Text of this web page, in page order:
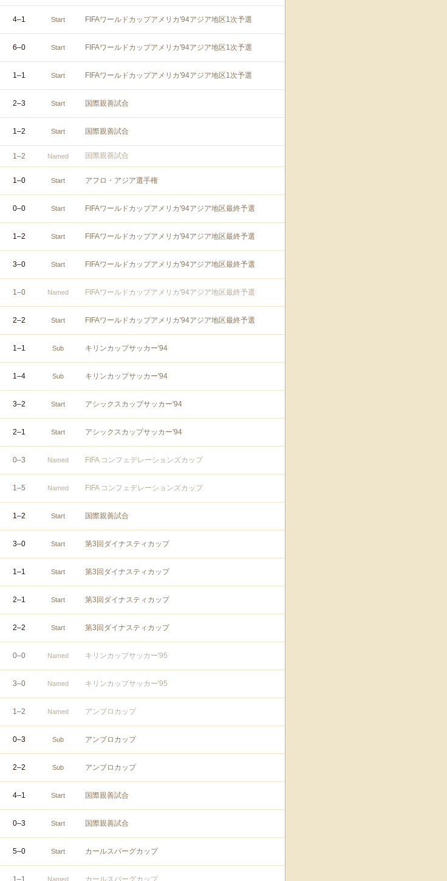
4–1 Start FIFAワールドカップアメリカ'94アジア地区1次予選
6–0 Start FIFAワールドカップアメリカ'94アジア地区1次予選
1–1 Start FIFAワールドカップアメリカ'94アジア地区1次予選
2–3 Start 国際親善試合
1–2 Start 国際親善試合
1–2 Named 国際親善試合
1–0 Start アフロ・アジア選手権
0–0 Start FIFAワールドカップアメリカ'94アジア地区最終予選
1–2 Start FIFAワールドカップアメリカ'94アジア地区最終予選
3–0 Start FIFAワールドカップアメリカ'94アジア地区最終予選
1–0 Named FIFAワールドカップアメリカ'94アジア地区最終予選
2–2 Start FIFAワールドカップアメリカ'94アジア地区最終予選
1–1 Sub キリンカップサッカー'94
1–4 Sub キリンカップサッカー'94
3–2 Start アシックスカップサッカー'94
2–1 Start アシックスカップサッカー'94
0–3 Named FIFA コンフェデレーションズカップ
1–5 Named FIFA コンフェデレーションズカップ
1–2 Start 国際親善試合
3–0 Start 第3回ダイナスティカップ
1–1 Start 第3回ダイナスティカップ
2–1 Start 第3回ダイナスティカップ
2–2 Start 第3回ダイナスティカップ
0–0 Named キリンカップサッカー'95
3–0 Named キリンカップサッカー'95
1–2 Named アンブロカップ
0–3 Sub アンブロカップ
2–2 Sub アンブロカップ
4–1 Start 国際親善試合
0–3 Start 国際親善試合
5–0 Start カールスバーグカップ
1 –1 Named カールスバーグカップ